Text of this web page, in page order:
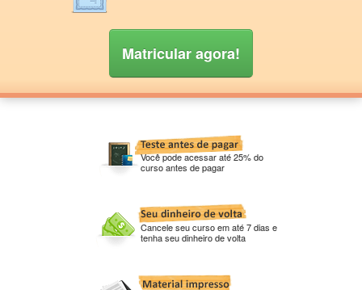
Matricular agora!
Você pode acessar até 25% do
curso antes de pagar
Cancele seu curso em até 7 dias e
tenha seu dinheiro de volta